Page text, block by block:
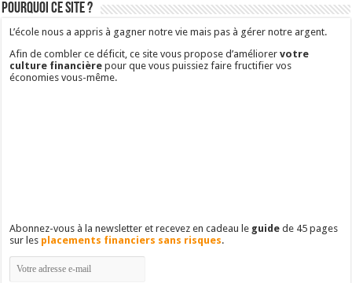
Pourquoi ce site ?
L’école nous a appris à gagner notre vie mais pas à gérer notre argent.
Afin de combler ce déficit, ce site vous propose d’améliorervotre
culture financière pour que vous puissiez faire fructifier vos
économies vous-même.
Abonnez-vous à la newsletter et recevez en cadeau le guide de 45 pages
sur les placements financiers sans risques.